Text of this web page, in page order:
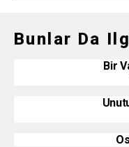
Bunlar Da
Bir